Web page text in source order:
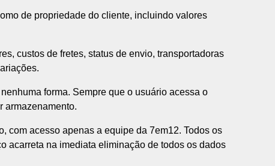
de propriedade do cliente, incluindo valores
custos de fretes, status de envio, transportadoras
forma. Sempre que o usuário acessa o
armazenamento.
com acesso apenas a equipe da 7em12. Todos os
acarreta na imediata eliminação de todos os dados